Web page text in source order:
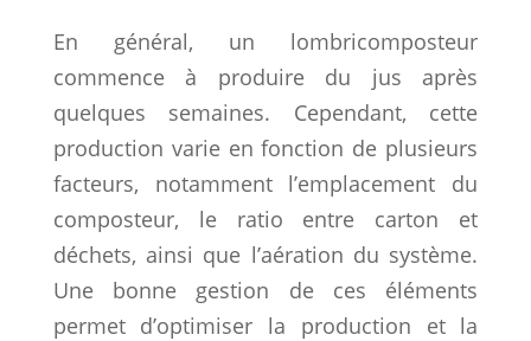
En général, un lombricomposteur
commence à produire du jus après
quelques semaines. Cependant, cette
production varie en fonction de plusieurs
facteurs, notamment l’emplacement du
composteur, le ratio entre carton et
déchets, ainsi que l’aération du système.
Une bonne gestion de ces éléments
permet d’optimiser la production et la